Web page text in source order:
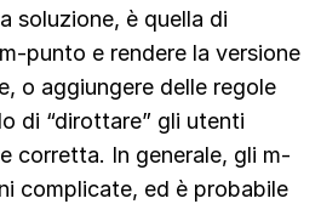
soluzione, è quella di
punto e rendere la versione
o aggiungere delle regole
di “dirottare” gli utenti
corretta. In generale, gli m-
complicate, ed è probabile